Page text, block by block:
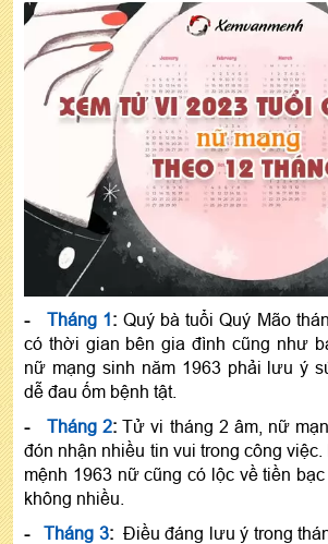
- Tháng 1: Quý bà tuổi Quý Mão
có thời gian bên gia đình cũng như
nữ mạng sinh năm 1963 phải lưu ý
dễ đau ốm bệnh tật.
- Tháng 2:Tử vi tháng 2 âm, nữ
đón nhận nhiều tin vui trong công
mệnh 1963 nữ cũng có lộc về tiền
không nhiều.
-Tháng 3: Điều đáng lưu ý trong